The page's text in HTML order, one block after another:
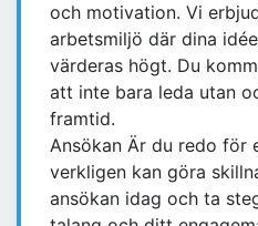
och motivation. Vi
arbetsmiljö där dina
värderas högt. Du
att inte bara leda utan
framtid.
Ansökan Är du redo för
verkligen kan göra
ansökan idag och ta